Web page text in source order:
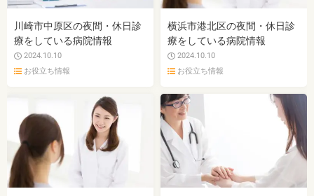
川崎市中原区の夜間・休日診
療をしている病院情報
2024.10.10
お役立ち情報
横浜市港北区の夜間・休日診
療をしている病院情報
2024.10.10
お役立ち情報